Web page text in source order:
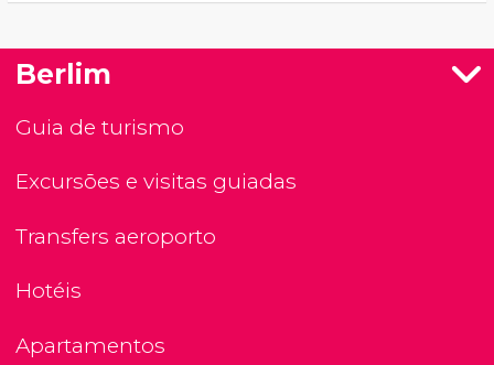
Berlim
Guia de turismo
Excursões e visitas guiadas
Transfers aeroporto
Hotéis
Apartamentos